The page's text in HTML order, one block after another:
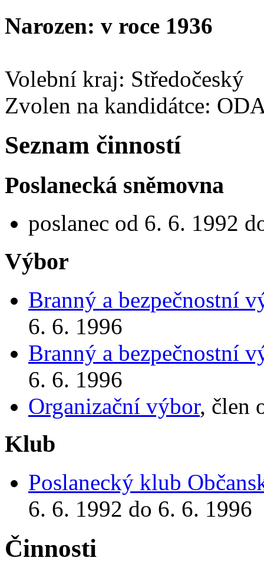
Narozen: v roce 1936
Volební kraj: Středočeský
Zvolen na kandidátce:
Seznam činností
Poslanecká sněmovna
poslanec od 6. 6. 1992
Výbor
Branný a bezpečnostní
6. 6. 1996
Branný a bezpečnostní
6. 6. 1996
Organizační výbor, člen
Klub
Poslanecký klub
6. 6. 1992 do 6. 6. 1996
Činnosti